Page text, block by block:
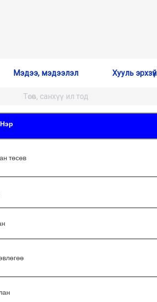
Мэдээ, мэдээлэл Хууль эрхзүй
Төсөв, санхүү ил тод
Нэр
төсөв